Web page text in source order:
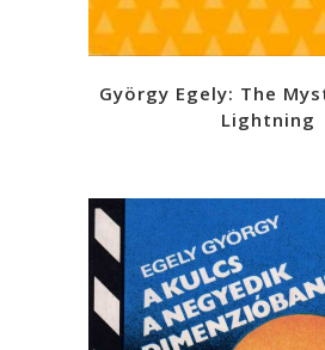
György Egely: The
Lightning